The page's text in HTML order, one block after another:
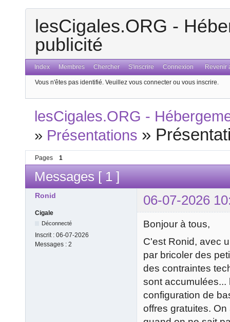
lesCigales.ORG -
publicité
Index Membres Chercher S'inscrire Connexion Revenir
Vous n'êtes pas identifié. Veuillez vous connecter ou vous inscrire.
lesCigales.ORG -
» Présentations »
Pages 1
Messages [ 1 ]
Ronid 06-07-2026
Cigale
Déconnecté
Inscrit : 06-07-2026
Messages : 2
Bonjour à tous,
C'est Ronid, avec
par bricoler des
des contraintes
sont accumulées...
configuration de
offres gratuites.